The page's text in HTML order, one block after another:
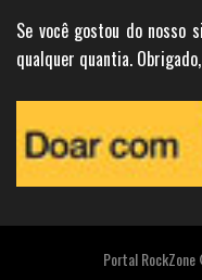
Se você gostou do nosso
qualquer quantia.
Portal